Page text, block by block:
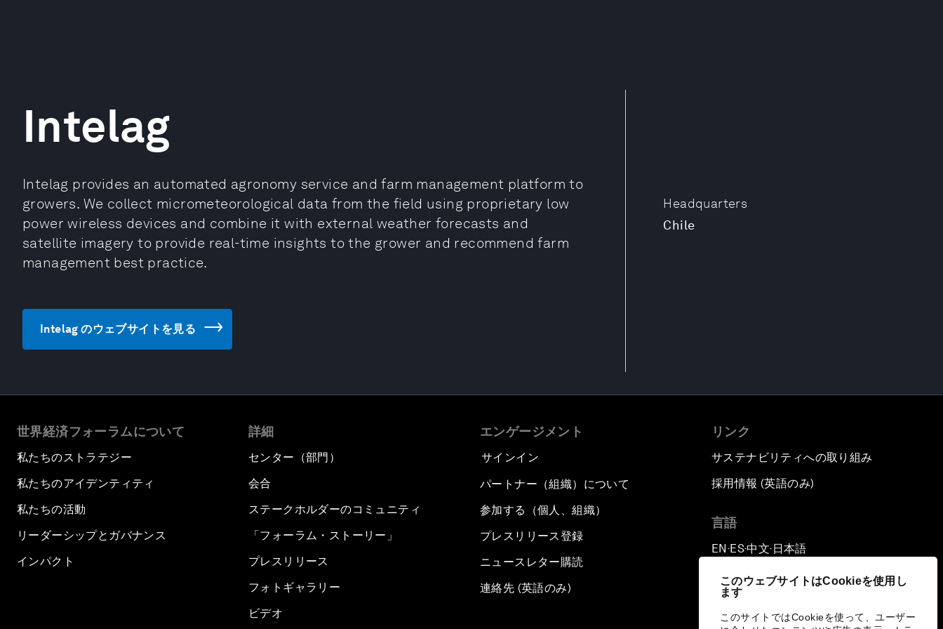
このウェブサイトはCookieを使用し
ます
このサイトではCookieを使って、ユーザー
Headquarters
Chile
Intelag
Intelag provides an automated agronomy service and farm management platform to
growers. We collect micrometeorological data from the field using proprietary low
power wireless devices and combine it with external weather forecasts and
satellite imagery to provide real-time insights to the grower and recommend farm
management best practice.
Intelag のウェブサイトを見る
世界経済フォーラムについて
私たちのストラテジー
私たちのアイデンティティ
私たちの活動
リーダーシップとガバナンス
インパクト
詳細
センター（部門）
会合
ステークホルダーのコミュニティ
「フォーラム・ストーリー」
プレスリリース
フォトギャラリー
ビデオ
エンゲージメント
サインイン
パートナー（組織）について
参加する（個人、組織）
プレスリリース登録
ニュースレター購読
連絡先 (英語のみ)
リンク
サステナビリティへの取り組み
採用情報 (英語のみ)
言語
EN ▪ES▪中文▪ 日本語